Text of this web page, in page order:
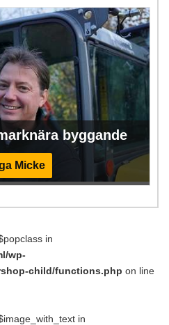
byggande
Micke
in
wp-
child/functions.php on line
in